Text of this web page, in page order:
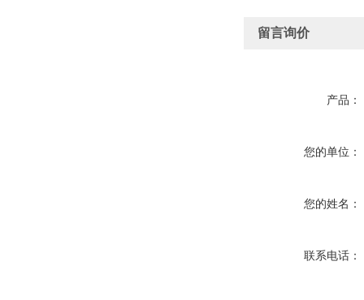
留言询价
产品：
您的单位：
您的姓名：
联系电话：